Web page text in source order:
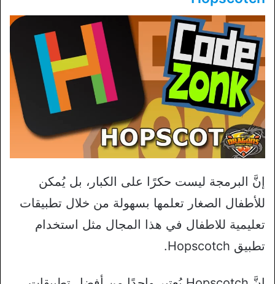
إنَّ البرمجة ليست حكرًا على الكبار، بل يُمكن
للأطفال الصغار تعلمها بسهولة من خلال تطبيقات
تعليمية للاطفال في هذا المجال مثل استخدام
تطبيق Hopscotch.